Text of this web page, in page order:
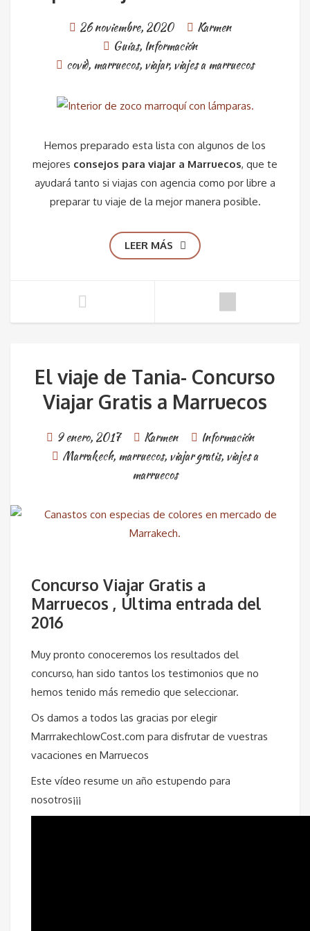
26 noviembre, 2020
Karmen
Guías, Información
covid, marruecos, viajar, viajes a marruecos
Hemos preparado esta lista con algunos de los
mejores consejos para viajar a Marruecos, que te
ayudará tanto si viajas con agencia como por libre a
preparar tu viaje de la mejor manera posible.
LEER MÁS
El viaje de Tania- Concurso
Viajar Gratis a Marruecos
9 enero, 2017 Karmen
Información
Marrakech, marruecos, viajar gratis, viajes a
marruecos
Concurso Viajar Gratis a
Marruecos , Última entrada del
2016
Muy pronto conoceremos los resultados del
concurso, han sido tantos los testimonios que no
hemos tenido más remedio que seleccionar.
Os damos a todos las gracias por elegir
MarrrakechlowCost.com para disfrutar de vuestras
vacaciones en Marruecos
Este vídeo resume un año estupendo para
nosotros¡¡¡